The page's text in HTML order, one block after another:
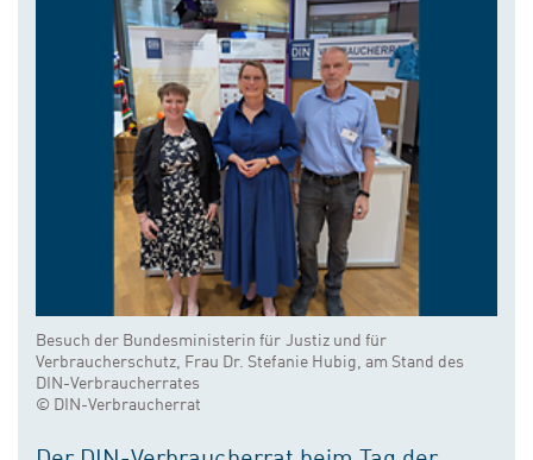
Besuch der Bundesministerin für Justiz und für
Verbraucherschutz, Frau Dr. Stefanie Hubig, am Stand des
DIN-Verbraucherrates
© DIN-Verbraucherrat